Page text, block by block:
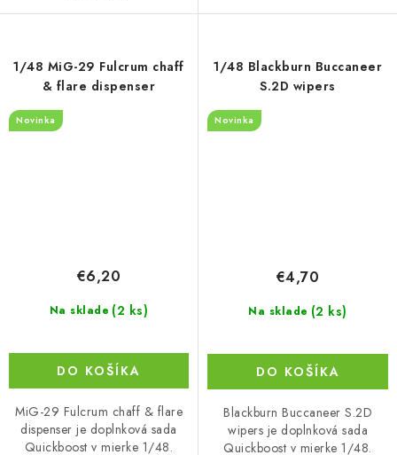
1/48 MiG-29 Fulcrum chaff
& flare dispenser
Novinka
Na sklade (2 ks)
€6,20
DO KOŠÍKA
MiG-29 Fulcrum chaff & flare
dispenser je doplnková sada
Quickboost v mierke 1/48.
1/48 Blackburn Buccaneer
S.2D wipers
Novinka
Na sklade (2 ks)
€4,70
DO KOŠÍKA
Blackburn Buccaneer S.2D
wipers je doplnková sada
Quickboost v mierke 1/48.